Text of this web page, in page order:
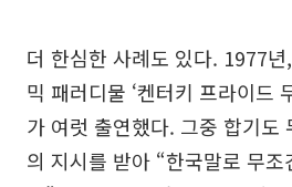
더 한심한 사례도 있다. 1977
믹 패러디물 ‘켄터키 프라이드
가 여럿 출연했다. 그중 합기도
의 지시를 받아 “한국말로 무